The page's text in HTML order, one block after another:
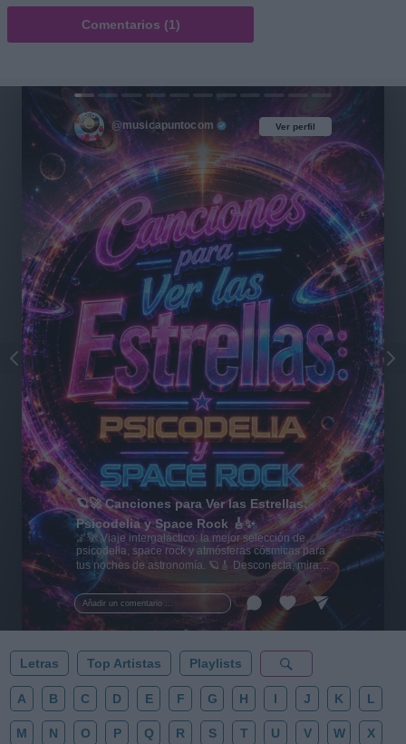
Comentarios (1)
Ver perfil
@musicapuntocom Ver perfil
Añadir un comentario ...
🪐🚀 Canciones para Ver las Estrellas:
Psicodelia y Space Rock 🎸✨
🌌🚀 Viaje intergaláctico: la mejor selección de
psicodelia, space rock y atmósferas cósmicas para
tus noches de astronomía. 🪐🎸 Desconecta, mira
al firmamento y siente la gravedad cero. 💾 ¡Guarda
esta colección para tu próxima noche estrellada!
✨⭐
Letras Top Artistas Playlists
A B C D E F G H I J K L
M N O P Q R S T U V W X